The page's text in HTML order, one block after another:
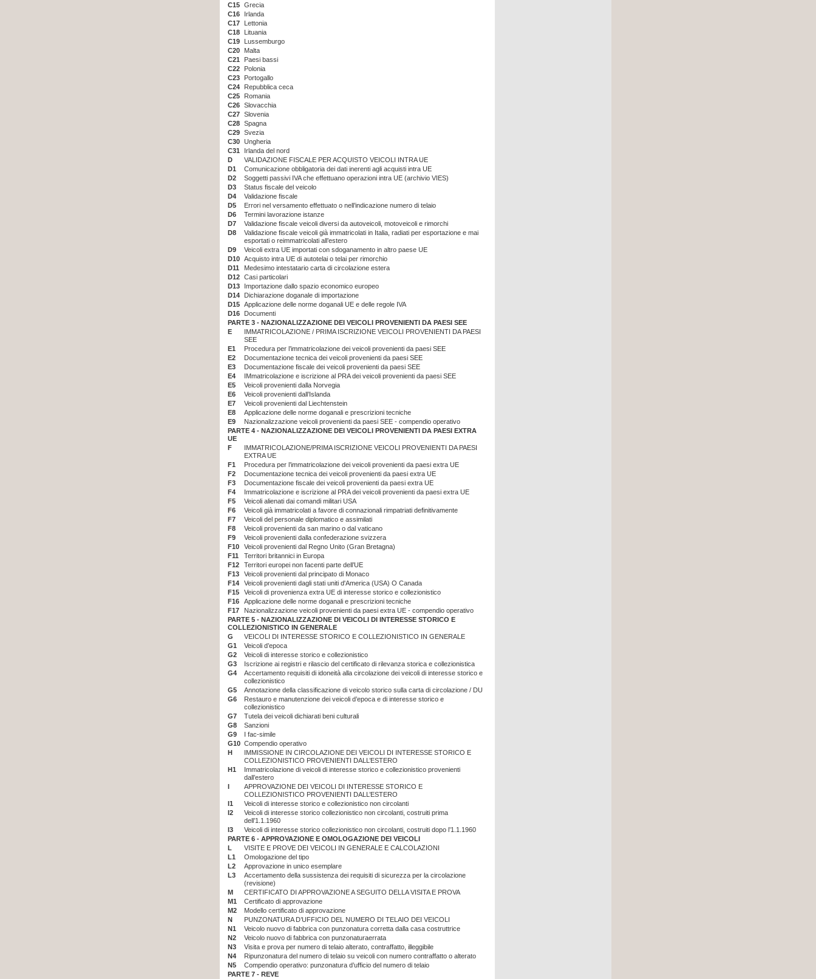
C15 Grecia
C16
Irlanda
C17
Lettonia
C18
Lituania
C19
Lussemburgo
C20
Malta
C21
Paesi bassi
C22
Polonia
C23
Portogallo
C24
Repubblica ceca
C25
Romania
C26 Slovacchia
C27 Slovenia
C28 Spagna
C29 Svezia
C30 Ungheria
C31
Irlanda del nord
D
VALIDAZIONE FISCALE PER ACQUISTO VEICOLI INTRA UE
D1
Comunicazione obbligatoria dei dati inerenti agli acquisti intra UE
D2
Soggetti passivi IVA che effettuano operazioni intra UE (archivio VIES)
D3
Status fiscale del veicolo
D4
Validazione fiscale
D5
Errori nel versamento effettuato o nell’indicazione numero di telaio
D6
Termini lavorazione istanze
D7
Validazione fiscale veicoli diversi da autoveicoli, motoveicoli e rimorchi
D8
Validazione fiscale veicoli già immatricolati in Italia, radiati per esportazione e mai
esportati o reimmatricolati all’estero
D9
Veicoli extra UE importati con sdoganamento in altro paese UE
D10 Acquisto intra UE di autotelai o telai per rimorchio
D11
Medesimo intestatario carta di circolazione estera
D12 Casi particolari
D13
Importazione dallo spazio economico europeo
D14
Dichiarazione doganale di importazione
D15 Applicazione delle norme doganali UE e delle regole IVA
D16
Documenti
PARTE 3 - NAZIONALIZZAZIONE DEI VEICOLI PROVENIENTI DA PAESI SEE
E
IMMATRICOLAZIONE / PRIMA ISCRIZIONE VEICOLI PROVENIENTI DA PAESI
SEE
E1
Procedura per l’immatricolazione dei veicoli provenienti da paesi SEE
E2
Documentazione tecnica dei veicoli provenienti da paesi SEE
E3
Documentazione fiscale dei veicoli provenienti da paesi SEE
E4
IMmatricolazione e iscrizione al PRA dei veicoli provenienti da paesi SEE
E5
Veicoli provenienti dalla Norvegia
E6
Veicoli provenienti dall’Islanda
E7
Veicoli provenienti dal Liechtenstein
E8
Applicazione delle norme doganali e prescrizioni tecniche
E9
Nazionalizzazione veicoli provenienti da paesi SEE - compendio operativo
PARTE 4 - NAZIONALIZZAZIONE DEI VEICOLI PROVENIENTI DA PAESI EXTRA
UE
F
IMMATRICOLAZIONE/PRIMA ISCRIZIONE VEICOLI PROVENIENTI DA PAESI
EXTRA UE
F1
Procedura per l’immatricolazione dei veicoli provenienti da paesi extra UE
F2
Documentazione tecnica dei veicoli provenienti da paesi extra UE
F3
Documentazione fiscale dei veicoli provenienti da paesi extra UE
F4
Immatricolazione e iscrizione al PRA dei veicoli provenienti da paesi extra UE
F5
Veicoli alienati dai comandi militari USA
F6
Veicoli già immatricolati a favore di connazionali rimpatriati definitivamente
F7
Veicoli del personale diplomatico e assimilati
F8
Veicoli provenienti da san marino o dal vaticano
F9
Veicoli provenienti dalla confederazione svizzera
F10
Veicoli provenienti dal Regno Unito (Gran Bretagna)
F11
Territori britannici in Europa
F12
Territori europei non facenti parte dell’UE
F13
Veicoli provenienti dal principato di Monaco
F14
Veicoli provenienti dagli stati uniti d'America (USA) O Canada
F15
Veicoli di provenienza extra UE di interesse storico e collezionistico
F16
Applicazione delle norme doganali e prescrizioni tecniche
F17
Nazionalizzazione veicoli provenienti da paesi extra UE - compendio operativo
PARTE 5 - NAZIONALIZZAZIONE DI VEICOLI DI INTERESSE STORICO E
COLLEZIONISTICO IN GENERALE
G
VEICOLI DI INTERESSE STORICO E COLLEZIONISTICO IN GENERALE
G1
Veicoli d’epoca
G2
Veicoli di interesse storico e collezionistico
G3
Iscrizione ai registri e rilascio del certificato di rilevanza storica e collezionistica
G4
Accertamento requisiti di idoneità alla circolazione dei veicoli di interesse storico e
collezionistico
G5
Annotazione della classificazione di veicolo storico sulla carta di circolazione / DU
G6
Restauro e manutenzione dei veicoli d’epoca e di interesse storico e
collezionistico
G7
Tutela dei veicoli dichiarati beni culturali
G8
Sanzioni
G9
I fac-simile
G10 Compendio operativo
H
IMMISSIONE IN CIRCOLAZIONE DEI VEICOLI DI INTERESSE STORICO E
COLLEZIONISTICO PROVENIENTI DALL’ESTERO
H1
Immatricolazione di veicoli di interesse storico e collezionistico provenienti
dall’estero
I
APPROVAZIONE DEI VEICOLI DI INTERESSE STORICO E
COLLEZIONISTICO PROVENIENTI DALL’ESTERO
I1
Veicoli di interesse storico e collezionistico non circolanti
I2
Veicoli di interesse storico collezionistico non circolanti, costruiti prima
dell’1.1.1960
I3
Veicoli di interesse storico collezionistico non circolanti, costruiti dopo l’1.1.1960
PARTE 6 - APPROVAZIONE E OMOLOGAZIONE DEI VEICOLI
L
VISITE E PROVE DEI VEICOLI IN GENERALE E CALCOLAZIONI
L1
Omologazione del tipo
L2
Approvazione in unico esemplare
L3
Accertamento della sussistenza dei requisiti di sicurezza per la circolazione
(revisione)
M
CERTIFICATO DI APPROVAZIONE A SEGUITO DELLA VISITA E PROVA
M1
Certificato di approvazione
M2
Modello certificato di approvazione
N
PUNZONATURA D’UFFICIO DEL NUMERO DI TELAIO DEI VEICOLI
N1
Veicolo nuovo di fabbrica con punzonatura corretta dalla casa costruttrice
N2
Veicolo nuovo di fabbrica con punzonaturaerrata
N3
Visita e prova per numero di telaio alterato, contraffatto, illeggibile
N4
Ripunzonatura del numero di telaio su veicoli con numero contraffatto o alterato
N5
Compendio operativo: punzonatura d’ufficio del numero di telaio
PARTE 7 - REVE